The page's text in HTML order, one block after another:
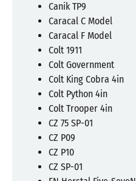
Canik TP9
Caracal C Model
Caracal F Model
Colt 1911
Colt Government
Colt King Cobra 4in
Colt Python 4in
Colt Trooper 4in
CZ 75 SP-01
CZ P09
CZ P10
CZ SP-01